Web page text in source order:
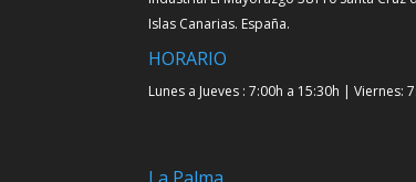
Islas Canarias. España.
HORARIO
Lunes a Jueves : 7:00h a 15:30h | Viernes: